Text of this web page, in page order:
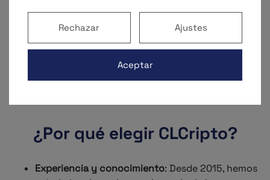
dentro del marco legal.
: Te guiamos en el
proceso de lanzamiento de tu token o proyecto
NFT, considerando aspectos legales y fiscales
para garantizar su éxito.
¿Por qué elegir CLCripto?
Experiencia y conocimiento: Desde 2015, hemos
Aceptar
Rechazar Ajustes